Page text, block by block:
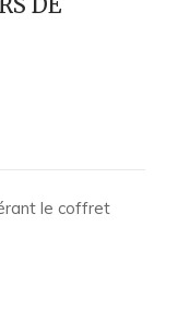
le coffret